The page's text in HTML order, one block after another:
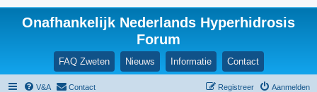
Onafhankelijk Nederlands Hyperhidrosis
Forum
FAQ Zweten Nieuws Informatie Contact
V&A Contact Aanmelden
Registreer